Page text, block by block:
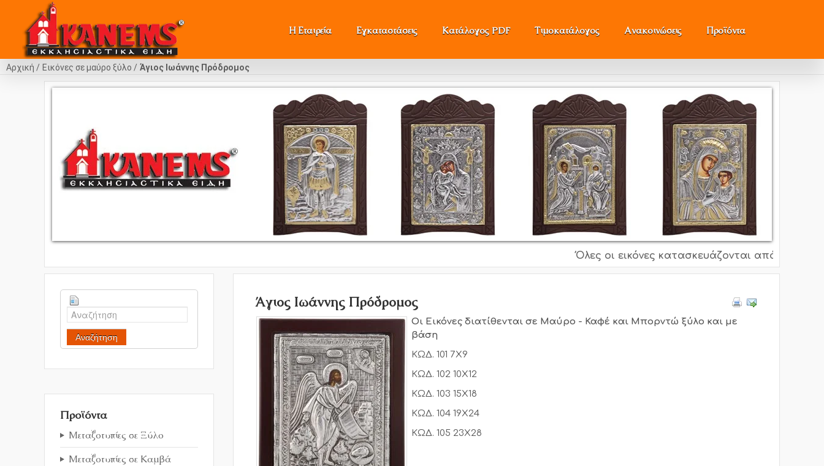
Η Εταιρεία Εγκαταστάσεις Κατάλογος PDF Τιμοκατάλογος Ανακοινώσεις Προϊόντα
Αρχική Εικόνες σε μαύρο ξύλο Άγιος Ιωάννης Πρόδρομος
Όλες οι εικόνες κατασκευάζονται από ασήμι
Αναζήτηση
Προϊόντα
Μεταξοτυπίες σε Ξύλο
Μεταξοτυπίες σε Καμβά
Άγιος Ιωάννης Πρόδρομος
Οι Εικόνες διατίθενται σε Μαύρο - Καφέ και Μπορντώ ξύλο και με
βάση
ΚΩΔ. 101 7Χ9
ΚΩΔ. 102 10Χ12
ΚΩΔ. 103 15Χ18
ΚΩΔ. 104 19Χ24
ΚΩΔ. 105 23Χ28